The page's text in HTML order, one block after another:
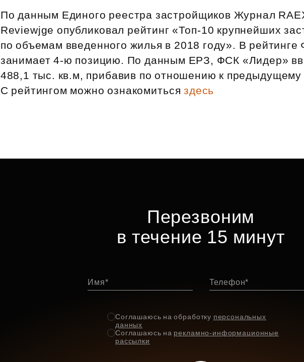
По данным Единого реестра застройщиков Журнал
Reviewjge опубликовал рейтинг «Топ‑10 крупнейших
по объемам введенного жилья в 2018 году». В
занимает 4‑ю позицию. По данным ЕРЗ, ФСК «Лидер»
488,1 тыс. кв.м, прибавив по отношению к предыдущему
С рейтингом можно ознакомитьсяздесь
Перезвоним
в течение 15 минут
Имя Телефон
Соглашаюсь на обработку персональных
данных
Соглашаюсь на рекламно-информационные
рассылки